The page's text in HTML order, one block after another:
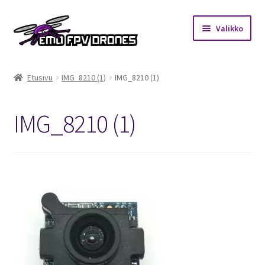
Siirry
navigointiin
Siirry
sisältöön
Valikko
Kuukausihaaste
Beta65 – Betacube – Betaflight Configuration
Etusivu IMG_8210 (1) IMG_8210 (1)
IMG_8210 (1)